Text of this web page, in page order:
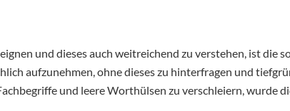
und dieses auch weitreichend zu verstehen, ist die
aufzunehmen, ohne dieses zu hinterfragen und
und leere Worthülsen zu verschleiern, wurde